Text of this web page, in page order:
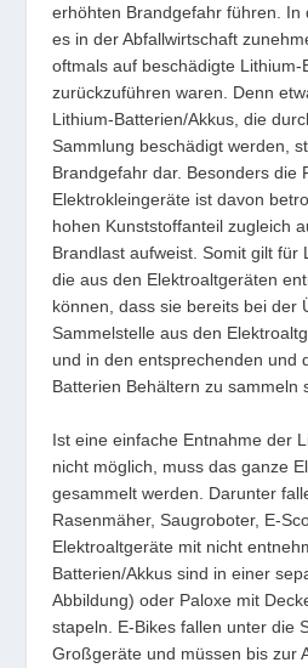
erhöhten Brandgefahr führen. In
es in der Abfallwirtschaft
oftmals auf beschädigte Lithium-
zurückzuführen waren. Denn
Lithium-Batterien/Akkus, die
Sammlung beschädigt werden,
Brandgefahr dar. Besonders die
Elektrokleingeräte ist davon
hohen Kunststoffanteil zugleich
Brandlast aufweist. Somit gilt für
die aus den Elektroaltgeräten
können, dass sie bereits bei der
Sammelstelle aus den
und in den entsprechenden und
Batterien Behältern zu sammeln
Ist eine einfache Entnahme der
nicht möglich, muss das ganze
gesammelt werden. Darunter
Rasenmäher, Saugroboter, E-
Elektroaltgeräte mit nicht
Batterien/Akkus sind in einer
Abbildung) oder Paloxe mit
stapeln. E-Bikes fallen unter die
Großgeräte und müssen bis zur